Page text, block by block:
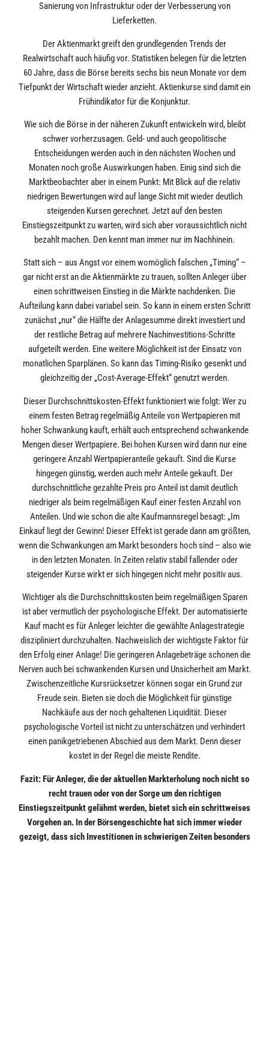
Sanierung von Infrastruktur oder der Verbesserung von
Lieferketten.
Der Aktienmarkt greift den grundlegenden Trends der
Realwirtschaft auch häufig vor. Statistiken belegen für die letzten
60 Jahre, dass die Börse bereits sechs bis neun Monate vor dem
Tiefpunkt der Wirtschaft wieder anzieht. Aktienkurse sind damit ein
Frühindikator für die Konjunktur.
Wie sich die Börse in der näheren Zukunft entwickeln wird, bleibt
schwer vorherzusagen. Geld- und auch geopolitische
Entscheidungen werden auch in den nächsten Wochen und
Monaten noch große Auswirkungen haben. Einig sind sich die
Marktbeobachter aber in einem Punkt: Mit Blick auf die relativ
niedrigen Bewertungen wird auf lange Sicht mit wieder deutlich
steigenden Kursen gerechnet. Jetzt auf den besten
Einstiegszeitpunkt zu warten, wird sich aber voraussichtlich nicht
bezahlt machen. Den kennt man immer nur im Nachhinein.
Statt sich – aus Angst vor einem womöglich falschen „Timing“ –
gar nicht erst an die Aktienmärkte zu trauen, sollten Anleger über
einen schrittweisen Einstieg in die Märkte nachdenken. Die
Aufteilung kann dabei variabel sein. So kann in einem ersten Schritt
zunächst „nur“ die Hälfte der Anlagesumme direkt investiert und
der restliche Betrag auf mehrere Nachinvestitions-Schritte
aufgeteilt werden. Eine weitere Möglichkeit ist der Einsatz von
monatlichen Sparplänen. So kann das Timing-Risiko gesenkt und
gleichzeitig der „Cost-Average-Effekt“ genutzt werden.
Dieser Durchschnittskosten-Effekt funktioniert wie folgt: Wer zu
einem festen Betrag regelmäßig Anteile von Wertpapieren mit
hoher Schwankung kauft, erhält auch entsprechend schwankende
Mengen dieser Wertpapiere. Bei hohen Kursen wird dann nur eine
geringere Anzahl Wertpapieranteile gekauft. Sind die Kurse
hingegen günstig, werden auch mehr Anteile gekauft. Der
durchschnittliche gezahlte Preis pro Anteil ist damit deutlich
niedriger als beim regelmäßigen Kauf einer festen Anzahl von
Anteilen. Und wie schon die alte Kaufmannsregel besagt: „Im
Einkauf liegt der Gewinn! Dieser Effekt ist gerade dann am größten,
wenn die Schwankungen am Markt besonders hoch sind – also wie
in den letzten Monaten. In Zeiten relativ stabil fallender oder
steigender Kurse wirkt er sich hingegen nicht mehr positiv aus.
Wichtiger als die Durchschnittskosten beim regelmäßigen Sparen
ist aber vermutlich der psychologische Effekt. Der automatisierte
Kauf macht es für Anleger leichter die gewählte Anlagestrategie
diszipliniert durchzuhalten. Nachweislich der wichtigste Faktor für
den Erfolg einer Anlage! Die geringeren Anlagebeträge schonen die
Nerven auch bei schwankenden Kursen und Unsicherheit am Markt.
Zwischenzeitliche Kursrücksetzer können sogar ein Grund zur
Freude sein. Bieten sie doch die Möglichkeit für günstige
Nachkäufe aus der noch gehaltenen Liquidität. Dieser
psychologische Vorteil ist nicht zu unterschätzen und verhindert
einen panikgetriebenen Abschied aus dem Markt. Denn dieser
kostet in der Regel die meiste Rendite.
Fazit: Für Anleger, die der aktuellen Markterholung noch nicht so
recht trauen oder von der Sorge um den richtigen
Einstiegszeitpunkt gelähmt werden, bietet sich ein schrittweises
Vorgehen an. In der Börsengeschichte hat sich immer wieder
gezeigt, dass sich Investitionen in schwierigen Zeiten besonders